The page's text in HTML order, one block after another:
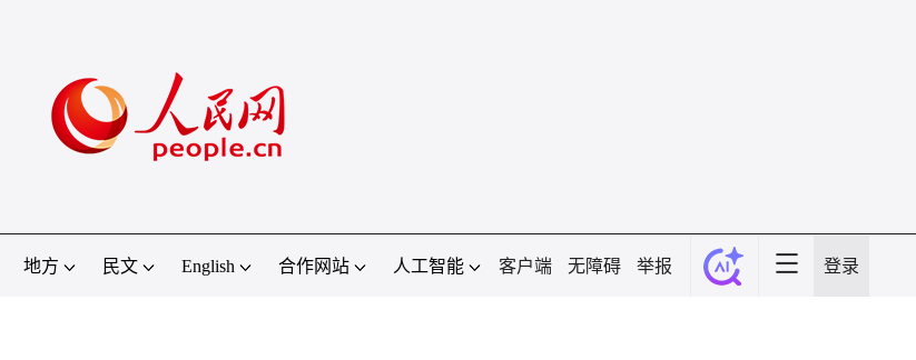
地方 民文 English 合作网站 人工智能 客户端 无障碍 举报 登录